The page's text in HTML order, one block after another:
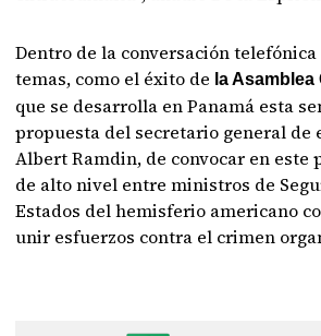
Dentro de la conversación
temas, como el éxito de la Asamblea
que se desarrolla en Panamá esta
propuesta del secretario general de
Albert Ramdin, de convocar en este
de alto nivel entre ministros de
Estados del hemisferio americano
unir esfuerzos contra el crimen